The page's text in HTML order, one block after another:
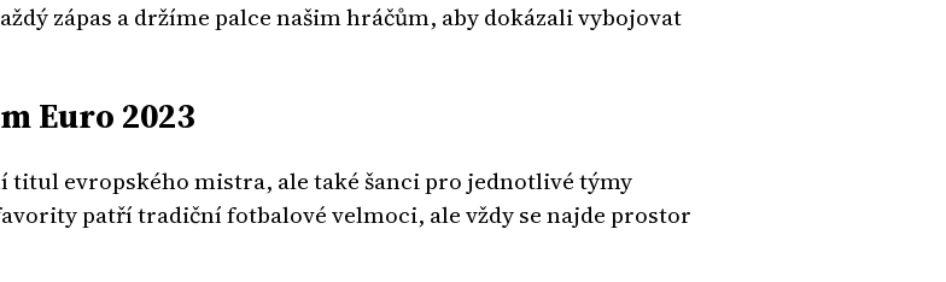
zápas a držíme palce našim hráčům, aby dokázali vybojovat
Euro 2023
evropského mistra, ale také šanci pro jednotlivé týmy
patří tradiční fotbalové velmoci, ale vždy se najde prostor